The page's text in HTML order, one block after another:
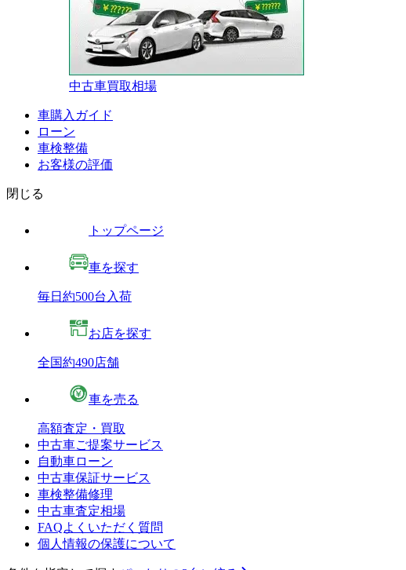
中古車買取相場
車購入ガイド
ローン
車検整備
お客様の評価
閉じる
トップページ
車を探す
毎日約500台入荷
お店を探す
全国約490店舗
車を売る
高額査定・買取
中古車ご提案サービス
自動車ローン
中古車保証サービス
車検整備修理
中古車査定相場
FAQよくいただく質問
個人情報の保護について